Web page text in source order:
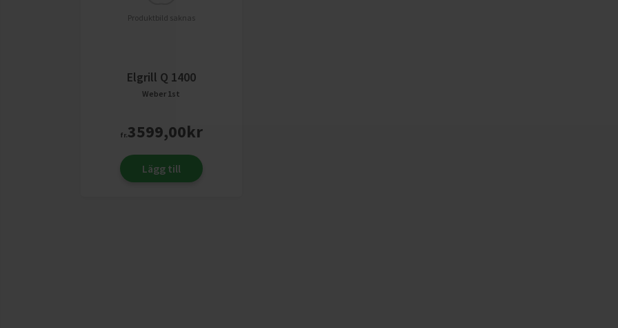
Produktbild saknas
Elgrill Q 1400
Weber 1st
fr.3599,00kr
Lägg till